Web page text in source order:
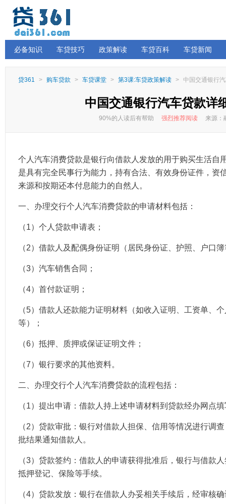
必备知识 车贷技巧 政策解读 车贷百科 车贷新闻
贷361 > 购车贷款 > 车贷课堂 > 第3课:车贷政策解读 > 中国交通银行
中国交通银行汽车贷款详
90%的人读后有帮助 强烈推荐阅读 来源：
个人汽车消费贷款是银行向借款人发放的用于购买生活自
是具有完全民事行为能力，持有合法、有效身份证件，资
来源和按期还本付息能力的自然人。
一、办理交行个人汽车消费贷款的申请材料包括：
（1）个人贷款申请表；
（2）借款人及配偶身份证明（居民身份证、护照、户口
（3）汽车销售合同；
（4）首付款证明；
（5）借款人还款能力证明材料（如收入证明、工资单、
等）；
（6）抵押、质押或保证证明文件；
（7）银行要求的其他资料。
二、办理交行个人汽车消费贷款的流程包括：
（1）提出申请：借款人持上述申请材料到贷款经办网点
（2）贷款审批：银行对借款人担保、信用等情况进行调
批结果通知借款人。
（3）贷款签约：借款人的申请获得批准后，银行与借款
抵押登记、保险等手续。
（4）贷款发放：银行在借款人办妥相关手续后，经审核